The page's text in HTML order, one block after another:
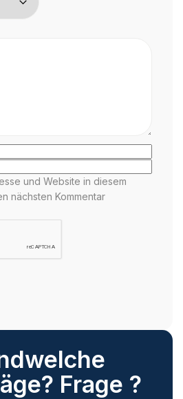
und Website in diesem
nächsten Kommentar
Frage ?